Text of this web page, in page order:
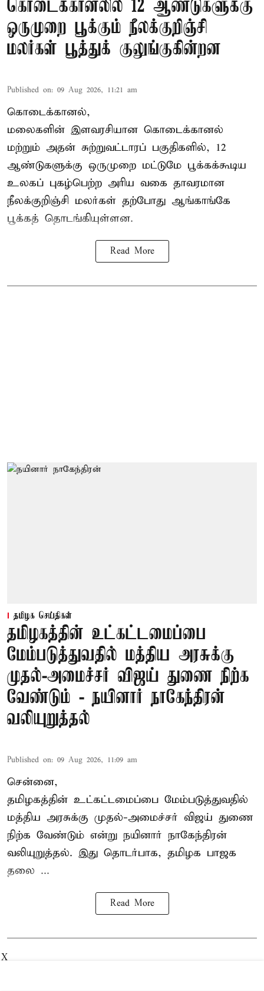
கொடைக்கானலில் 12 ஆண்டுகளுக்கு
ஒருமுறை பூக்கும் நீலக்குறிஞ்சி
மலர்கள் பூத்துக் குலுங்குகின்றன
Published on: 09 Aug 2026, 11:21 am
கொடைக்கானல்,
மலைகளின் இளவரசியான கொடைக்கானல்
மற்றும் அதன் சுற்றுவட்டாரப் பகுதிகளில், 12
ஆண்டுகளுக்கு ஒருமுறை மட்டுமே பூக்கக்கூடிய
உலகப் புகழ்பெற்ற அரிய வகை தாவரமான
நீலக்குறிஞ்சி மலர்கள் தற்போது ஆங்காங்கே
பூக்கத் தொடங்கியுள்ளன.
Read More
தமிழக செய்திகள்
தமிழகத்தின் உட்கட்டமைப்பை
மேம்படுத்துவதில் மத்திய அரசுக்கு
முதல்-அமைச்சர் விஜய் துணை நிற்க
வேண்டும் - நயினார் நாகேந்திரன்
வலியுறுத்தல்
Published on: 09 Aug 2026, 11:09 am
சென்னை,
தமிழகத்தின் உட்கட்டமைப்பை மேம்படுத்துவதில்
மத்திய அரசுக்கு முதல்-அமைச்சர் விஜய் துணை
நிற்க வேண்டும் என்று நயினார் நாகேந்திரன்
வலியுறுத்தல். இது தொடர்பாக, தமிழக பாஜக
தலை ...
Read More
X